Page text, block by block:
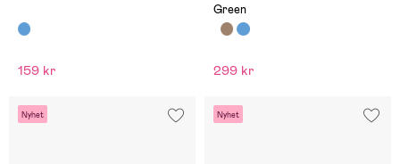
159 kr
Green
299 kr
Nyhet Nyhet